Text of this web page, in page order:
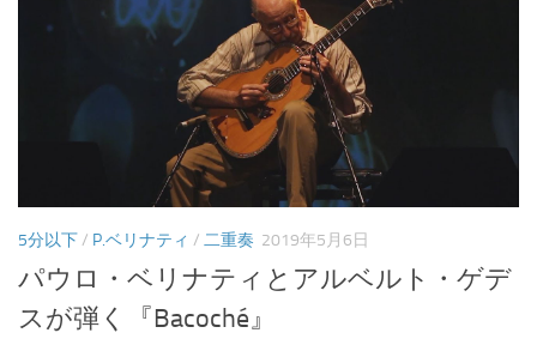
5分以下/ P.ベリナティ / 二重奏 2019年5月6日
パウロ・ベリナティとアルベルト・ゲデ
スが弾く『Bacoché』